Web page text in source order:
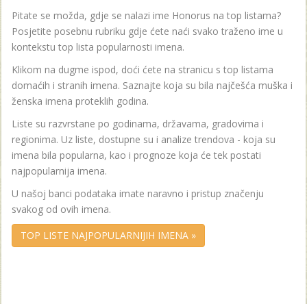
Pitate se možda, gdje se nalazi ime Honorus na top listama?
Posjetite posebnu rubriku gdje ćete naći svako traženo ime u
kontekstu top lista popularnosti imena.
Klikom na dugme ispod, doći ćete na stranicu s top listama
domaćih i stranih imena. Saznajte koja su bila najčešća muška i
ženska imena proteklih godina.
Liste su razvrstane po godinama, državama, gradovima i
regionima. Uz liste, dostupne su i analize trendova - koja su
imena bila popularna, kao i prognoze koja će tek postati
najpopularnija imena.
U našoj banci podataka imate naravno i pristup značenju
svakog od ovih imena.
TOP LISTE NAJPOPULARNIJIH IMENA »